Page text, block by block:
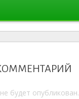
будет опубликован.